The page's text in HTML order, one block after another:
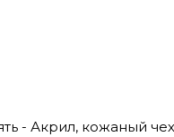
- Акрил, кожаный